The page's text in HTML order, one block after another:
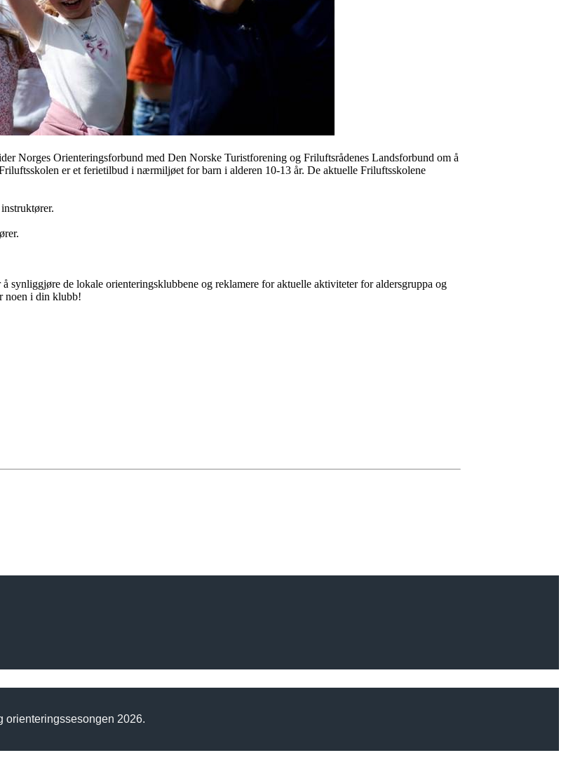
Norges Orienteringsforbund med Den Norske Turistforening og Friluftsrådenes Landsforbund om å
er et ferietilbud i nærmiljøet for barn i alderen 10-13 år. De aktuelle Friluftsskolene
synliggjøre de lokale orienteringsklubbene og reklamere for aktuelle aktiviteter for aldersgruppa og
noen i din klubb!
orienteringssesongen 2026.